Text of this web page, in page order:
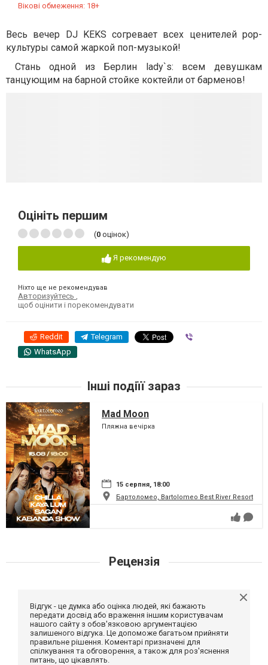
Вікові обмеження: 18+
Весь вечер DJ KEKS согревает всех ценителей pop-
культуры самой жаркой поп-музыкой!
Стань одной из Берлин lady`s: всем девушкам
танцующим на барной стойке коктейли от барменов!
Оцініть першим
(0 оцінок)
Я рекомендую
Ніхто ще не рекомендував
Авторизуйтесь
щоб оцінити і порекомендувати
Reddit Telegram
WhatsApp
Інші подіїї зараз
Mad Moon
Пляжна вечірка
15 серпня, 18:00
Бартоломео, Bartolomeo Best River Resort
Рецензія
Відгук - це думка або оцінка людей, які бажають
передати досвід або враження іншим користувачам
нашого сайту з обов'язковою аргументацією
залишеного відгука. Це допоможе багатьом прийняти
правильне рішення. Коментарі призначені для
спілкування та обговорення, а також для роз'яснення
питань, що цікавлять.